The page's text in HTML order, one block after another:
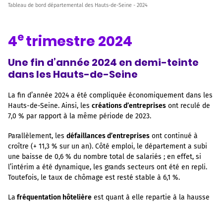
Tableau de bord départemental des Hauts-de-Seine - 2024
4etrimestre 2024
Une fin d’année 2024 en demi-teinte
dans les Hauts-de-Seine
La fin d’année 2024 a été compliquée économiquement dans les
Hauts-de-Seine. Ainsi, les créations d’entreprises ont reculé de
7,0 % par rapport à la même période de 2023.
Parallèlement, les défaillances d’entreprises ont continué à
croître (+ 11,3 % sur un an). Côté emploi, le département a subi
une baisse de 0,6 % du nombre total de salariés ; en effet, si
l’intérim a été dynamique, les grands secteurs ont été en repli.
Toutefois, le taux de chômage est resté stable à 6,1 %.
La fréquentation hôtelière est quant à elle repartie à la hausse